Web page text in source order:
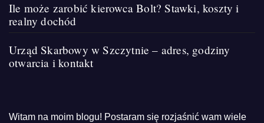
Ile może zarobić kierowca Bolt? Stawki, koszty i
realny dochód
Urząd Skarbowy w Szczytnie – adres, godziny
otwarcia i kontakt
Witam na moim blogu! Postaram się rozjaśnić wam wiele